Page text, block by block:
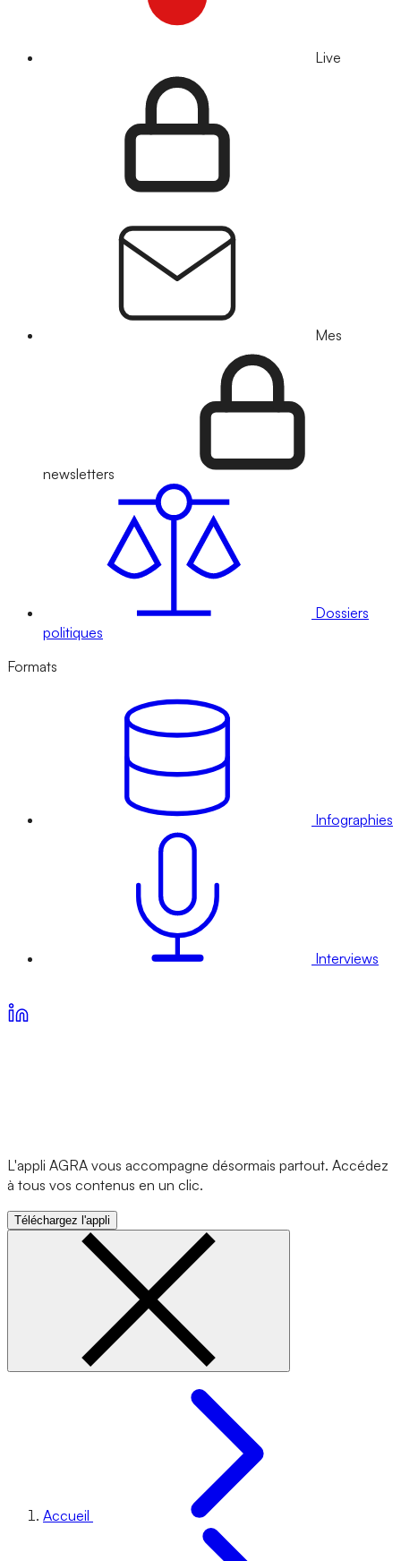
Live
Mes
newsletters
Dossiers
politiques
Formats
Infographies
Interviews
L'appli AGRA vous accompagne désormais partout. Accédez
à tous vos contenus en un clic.
Téléchargez l'appli
Accueil